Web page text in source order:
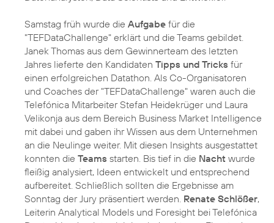
Samstag früh wurde die Aufgabe für die
"TEFDataChallenge" erklärt und die Teams gebildet.
Janek Thomas aus dem Gewinnerteam des letzten
Jahres lieferte den Kandidaten Tipps und Tricks für
einen erfolgreichen Datathon. Als Co-Organisatoren
und Coaches der "TEFDataChallenge" waren auch die
Telefónica Mitarbeiter Stefan Heidekrüger und Laura
Velikonja aus dem Bereich Business Market Intelligence
mit dabei und gaben ihr Wissen aus dem Unternehmen
an die Neulinge weiter. Mit diesen Insights ausgestattet
konnten die Teams starten. Bis tief in die Nacht wurde
fleißig analysiert, Ideen entwickelt und entsprechend
aufbereitet. Schließlich sollten die Ergebnisse am
Sonntag der Jury präsentiert werden. Renate Schlößer,
Leiterin Analytical Models und Foresight bei Telefónica